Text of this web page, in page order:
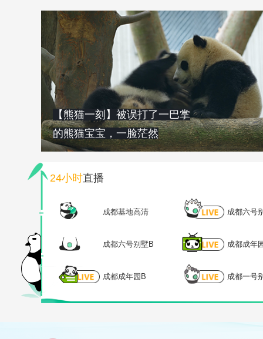
【熊猫一刻】被误打了一巴掌
的熊猫宝宝，一脸茫然
24小时直播
成都基地高清 成都六号
成都六号别墅B 成都成年
成都成年园B 成都一号